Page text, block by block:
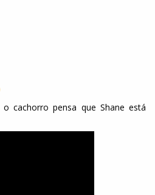
cachorro pensa que Shane está